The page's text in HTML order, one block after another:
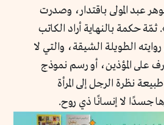
عبد المولى باقتدار، وصدرت
حكمة بالنهاية أراد الكاتب
الطويلة الشيقة، والتي لا
على المؤذين، أو رسم نموذج
نظرة الرجل إلى المرأة
جسدًا لا إنسانًا ذي روح.